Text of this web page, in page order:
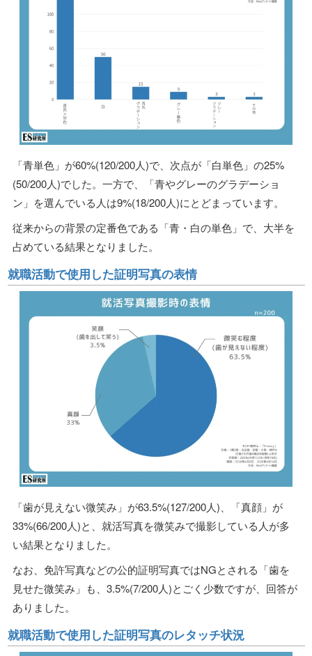
「青単色」が60%(120/200人)で、次点が「白単色」の25%
(50/200人)でした。一方で、「青やグレーのグラデーショ
ン」を選んでいる人は9%(18/200人)にとどまっています。
従来からの背景の定番色である「青・白の単色」で、大半を
占めている結果となりました。
就職活動で使用した証明写真の表情
「歯が見えない微笑み」が63.5%(127/200人)、「真顔」が
33%(66/200人)と、就活写真を微笑みで撮影している人が多
い結果となりました。
なお、免許写真などの公的証明写真ではNGとされる「歯を
見せた微笑み」も、3.5%(7/200人)とごく少数ですが、回答が
ありました。
就職活動で使用した証明写真のレタッチ状況